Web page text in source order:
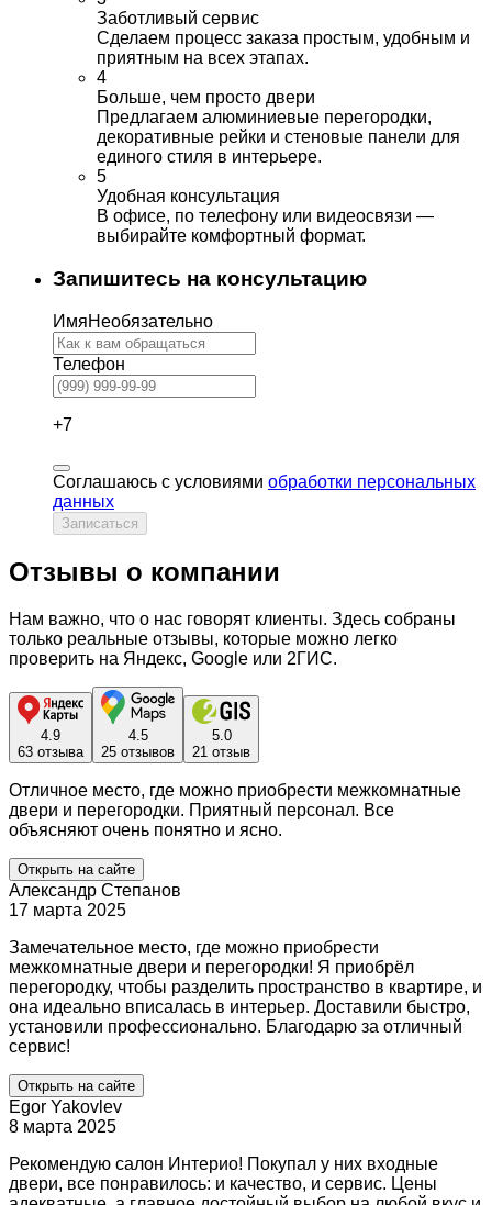
Заботливый сервис
Сделаем процесс заказа простым, удобным и
приятным на всех этапах.
4
Больше, чем просто двери
Предлагаем алюминиевые перегородки,
декоративные рейки и стеновые панели для
единого стиля в интерьере.
5
Удобная консультация
В офисе, по телефону или видеосвязи —
выбирайте комфортный формат.
Запишитесь на консультацию
ИмяНеобязательно
Телефон
+7
Соглашаюсь с условиями обработки персональных
данных
Записаться
Отзывы о компании
Нам важно, что о нас говорят клиенты. Здесь собраны
только реальные отзывы, которые можно легко
проверить на Яндекс, Google или 2ГИС.
4.9
63 отзыва
4.5
25 отзывов
5.0
21 отзыв
Отличное место, где можно приобрести межкомнатные
двери и перегородки. Приятный персонал. Все
объясняют очень понятно и ясно.
Открыть на сайте
Александр Степанов
17 марта 2025
Замечательное место, где можно приобрести
межкомнатные двери и перегородки! Я приобрёл
перегородку, чтобы разделить пространство в квартире, и
она идеально вписалась в интерьер. Доставили быстро,
установили профессионально. Благодарю за отличный
сервис!
Открыть на сайте
Egor Yakovlev
8 марта 2025
Рекомендую салон Интерио! Покупал у них входные
двери, все понравилось: и качество, и сервис. Цены